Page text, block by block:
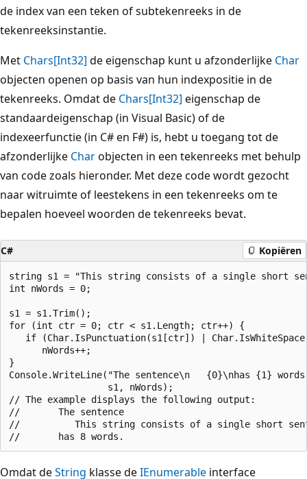
de index van een teken of subtekenreeks in de
tekenreeksinstantie.
Met Chars[Int32] de eigenschap kunt u afzonderlijke Char
objecten openen op basis van hun indexpositie in de
tekenreeks. Omdat de Chars[Int32] eigenschap de
standaardeigenschap (in Visual Basic) of de
indexeerfunctie (in C# en F#) is, hebt u toegang tot de
afzonderlijke Charobjecten in een tekenreeks met behulp
van code zoals hieronder. Met deze code wordt gezocht
naar witruimte of leestekens in een tekenreeks om te
bepalen hoeveel woorden de tekenreeks bevat.
C# Kopiëren
string s1 = "This string consists of a single short
int nWords = 0;
s1 = s1.Trim();
for (int ctr = 0; ctr < s1.Length; ctr++) {
if (Char.IsPunctuation(s1[ctr]) |
      nWords++;
}
Console.WriteLine("The sentence\n   {0}\nhas {1}
// The example displays the following output:
//       The sentence
//          This string consists of a single short
Omdat deString klasse deIEnumerable interface